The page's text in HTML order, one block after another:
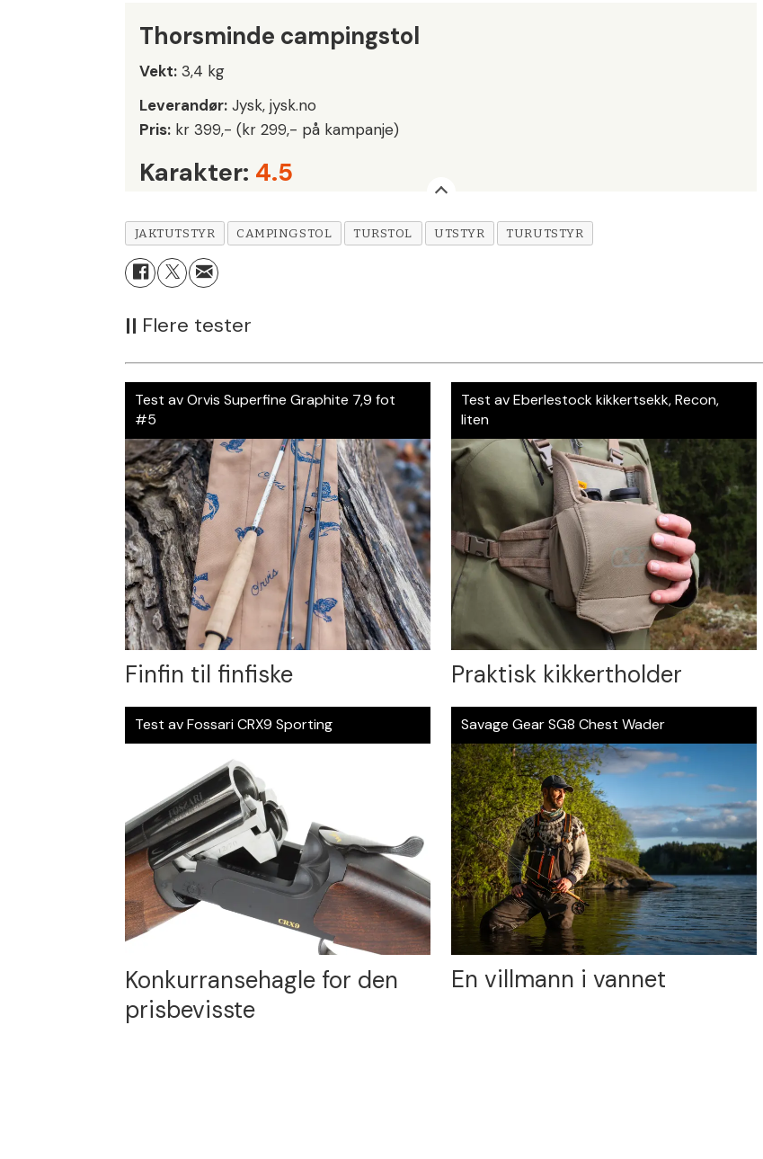
Thorsminde campingstol
Vekt: 3,4 kg
Leverandør: Jysk, jysk.no
Pris: kr 399,- (kr 299,- på kampanje)
Karakter: 4.5
JAKTUTSTYR CAMPINGSTOL TURSTOL UTSTYR TURUTSTYR
|| Flere tester
Test av Orvis Superfine Graphite 7,9 fot
#5
Finfin til finfiske
Test av Eberlestock kikkertsekk, Recon,
liten
Praktisk kikkertholder
Test av Fossari CRX9 Sporting
Konkurransehagle for den
prisbevisste
Savage Gear SG8 Chest Wader
En villmann i vannet